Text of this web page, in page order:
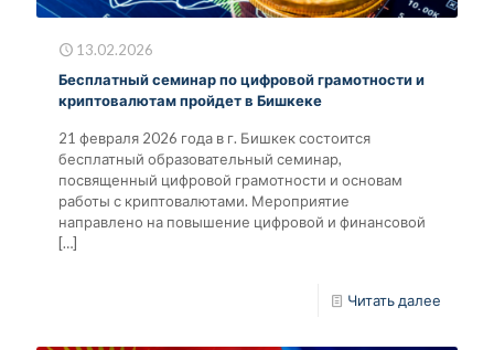
13.02.2026
Бесплатный семинар по цифровой грамотности и
криптовалютам пройдет в Бишкеке
21 февраля 2026 года в г. Бишкек состоится
бесплатный образовательный семинар,
посвященный цифровой грамотности и основам
работы с криптовалютами. Мероприятие
направлено на повышение цифровой и финансовой
[…]
Читать далее